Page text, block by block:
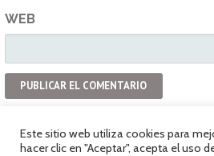
WEB
Política de
Este sitio web utiliza cookies para
hacer clic en "Aceptar", acepta el uso